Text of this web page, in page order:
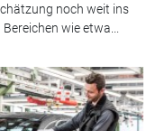
noch weit ins
wie etwa...